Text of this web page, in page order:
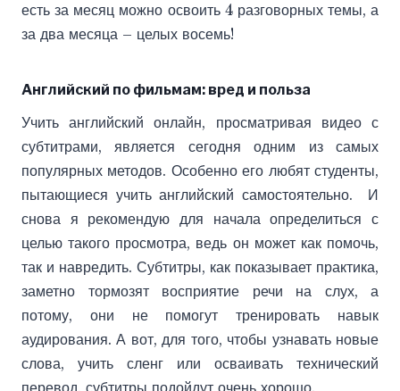
есть за месяц можно освоить 4 разговорных темы, а
за два месяца – целых восемь!
Английский по фильмам: вред и польза
Учить английский онлайн, просматривая видео с
субтитрами, является сегодня одним из самых
популярных методов. Особенно его любят студенты,
пытающиеся учить английский самостоятельно. И
снова я рекомендую для начала определиться с
целью такого просмотра, ведь он может как помочь,
так и навредить. Субтитры, как показывает практика,
заметно тормозят восприятие речи на слух, а
потому, они не помогут тренировать навык
аудирования. А вот, для того, чтобы узнавать новые
слова, учить сленг или осваивать технический
перевод, субтитры подойдут очень хорошо.